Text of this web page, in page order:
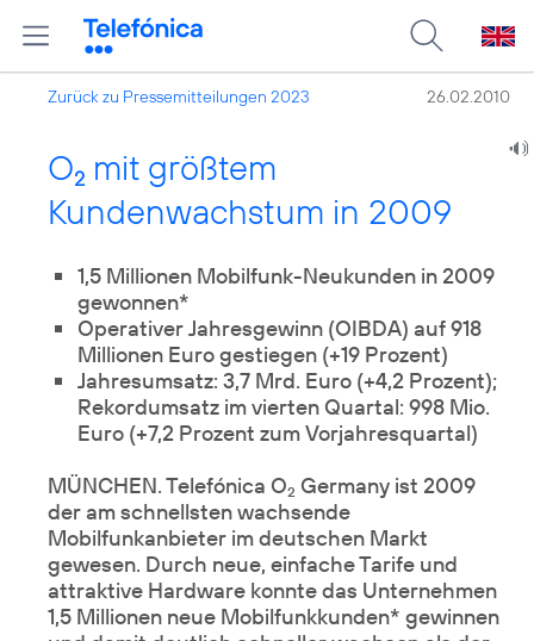
Zurück zu Pressemitteilungen 2023 26.02.2010
O2 mit größtem
Kundenwachstum in 2009
1,5 Millionen Mobilfunk-Neukunden in 2009
gewonnen*
Operativer Jahresgewinn (OIBDA) auf 918
Millionen Euro gestiegen (+19 Prozent)
Jahresumsatz: 3,7 Mrd. Euro (+4,2 Prozent);
Rekordumsatz im vierten Quartal: 998 Mio.
Euro (+7,2 Prozent zum Vorjahresquartal)
MÜNCHEN. Telefónica O2 Germany ist 2009
der am schnellsten wachsende
Mobilfunkanbieter im deutschen Markt
gewesen. Durch neue, einfache Tarife und
attraktive Hardware konnte das Unternehmen
1,5 Millionen neue Mobilfunkkunden* gewinnen